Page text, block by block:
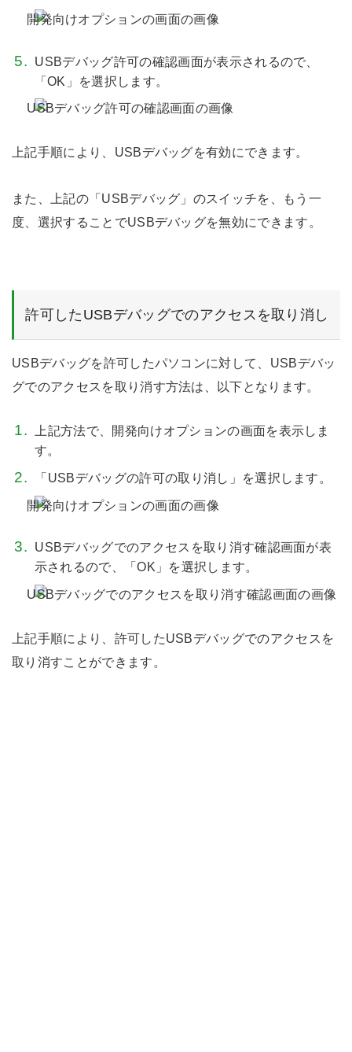
USBデバッグ許可の確認画面が表示されるので、
「OK」を選択します。
上記手順により、USBデバッグを有効にできます。
また、上記の「USBデバッグ」のスイッチを、もう一
度、選択することでUSBデバッグを無効にできます。
許可したUSBデバッグでのアクセスを取り消し
USBデバッグを許可したパソコンに対して、USBデバッ
グでのアクセスを取り消す方法は、以下となります。
上記方法で、開発向けオプションの画面を表示しま
す。
「USBデバッグの許可の取り消し」を選択します。
USBデバッグでのアクセスを取り消す確認画面が表
示されるので、「OK」を選択します。
上記手順により、許可したUSBデバッグでのアクセスを
取り消すことができます。